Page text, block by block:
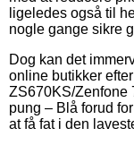
ligeledes også til
nogle gange sikre
Dog kan det
online butikker
ZS670KS/Zenfone
pung – Blå forud
at få fat i den